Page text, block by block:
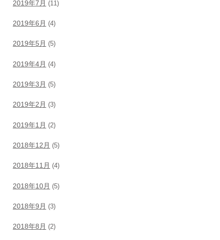
2019年7月 (11)
2019年6月 (4)
2019年5月 (5)
2019年4月 (4)
2019年3月 (5)
2019年2月 (3)
2019年1月 (2)
2018年12月 (5)
2018年11月 (4)
2018年10月 (5)
2018年9月 (3)
2018年8月 (2)